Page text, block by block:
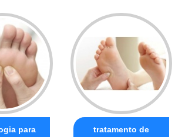
para
tratamento de